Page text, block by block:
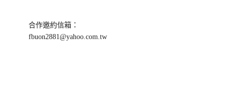
合作邀約信箱：
fbuon2881@yahoo.com.tw